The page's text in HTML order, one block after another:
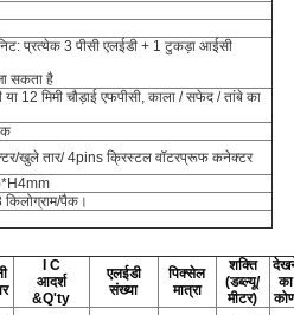
प्रत्येक 3 पीसी एलईडी + 1 टुकड़ा आईसी
सकता है
या 12 मिमी चौड़ाई एफपीसी, काला / सफेद / तांबे का
खुले तार/ 4pins क्रिस्टल वॉटरप्रूफ कनेक्टर
किलोग्राम/पैक।
I C
आदर्श
&Q'ty
एलईडी
संख्या
पिक्सेल
मात्रा
शक्ति
(डब्ल्यू/
मीटर)
का